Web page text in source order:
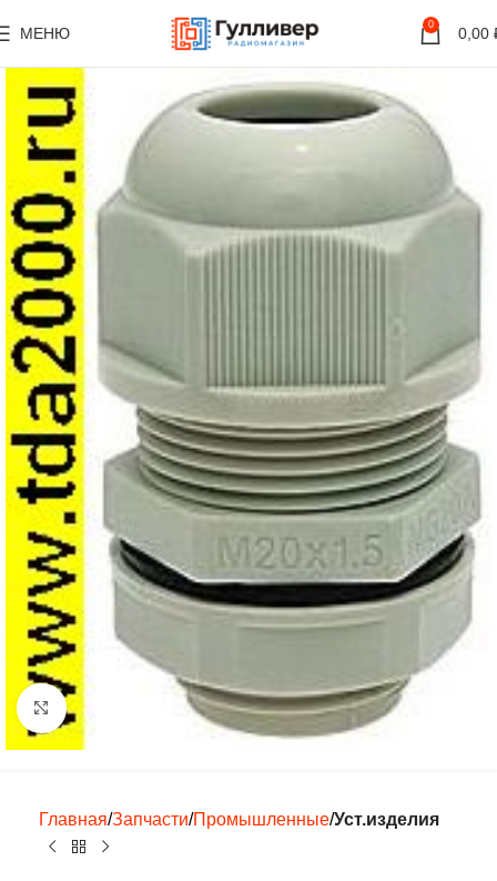
МЕНЮ 0 0,00
Нажмите, чтобы увеличить
Главная Запчасти Промышленные Уст.изделия